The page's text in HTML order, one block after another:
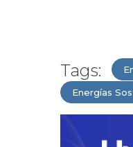
Tags:
Energías